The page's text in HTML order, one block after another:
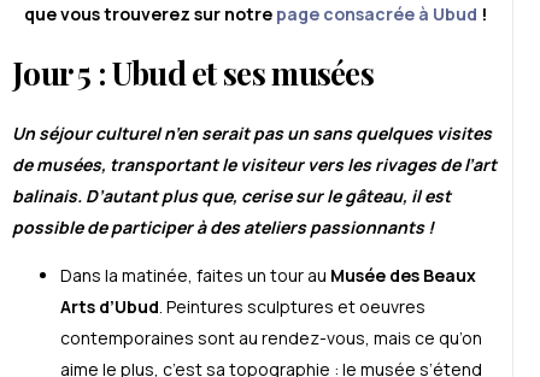
que vous trouverez sur notre page consacrée à Ubud !
Jour 5 : Ubud et ses musées
Un séjour culturel n’en serait pas un sans quelques visites
de musées, transportant le visiteur vers les rivages de l’art
balinais. D’autant plus que, cerise sur le gâteau, il est
possible de participer à des ateliers passionnants !
Dans la matinée, faites un tour au Musée des Beaux
Arts d’Ubud. Peintures sculptures et oeuvres
contemporaines sont au rendez-vous, mais ce qu’on
aime le plus, c’est sa topographie : le musée s’étend